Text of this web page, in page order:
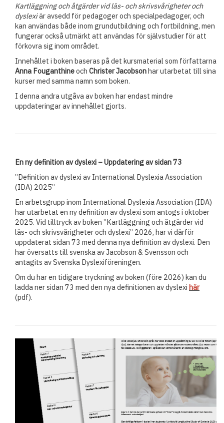
Kartläggning och åtgärder vid läs- och skrivsvårigheter och
dyslexiär avsedd för pedagoger och specialpedagoger, och
kan användas både inom grundutbildning och fortbildning, men
fungerar också utmärkt att användas för självstudier för att
förkovra sig inom området.
Innehållet i boken baseras på det kursmaterial som författarna
Anna Fouganthineoch Christer Jacobsonhar utarbetat till sina
kurser med samma namn som boken.
I denna andra utgåva av boken har endast mindre
uppdateringar av innehållet gjorts.
En ny definition av dyslexi – Uppdatering av sidan 73
”Definition av dyslexi av International Dyslexia Association
(IDA) 2025”
En arbetsgrupp inom International Dyslexia Association (IDA)
har utarbetat en ny definition av dyslexi som antogs i oktober
2025. Vid tilltryck av boken ”Kartläggning och åtgärder vid
läs- och skrivsvårigheter och dyslexi” 2026, har vi därför
uppdaterat sidan 73 med denna nya definition av dyslexi. Den
har översatts till svenska av Jacobson & Svensson och
antagits av Svenska Dyslexiföreningen.
Om du har en tidigare tryckning av boken (före 2026) kan du
ladda ner sidan 73 med den nya definitionen av dyslexi här
(pdf).